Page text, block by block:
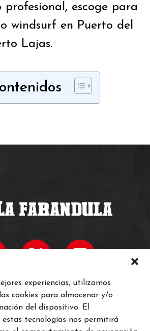
experiencias, utilizamos
cookies para almacenar y/o
del dispositivo. El
tecnologías nos permitirá
escoge para
windsurf en Puerto del
Lajas.